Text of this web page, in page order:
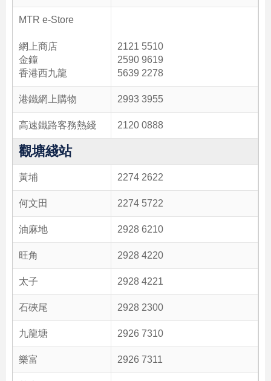
MTR e-Store
網上商店
金鐘
香港西九龍
2121 5510
2590 9619
5639 2278
港鐵網上購物 2993 3955
高速鐵路客務熱綫 2120 0888
觀塘綫站
黃埔 2274 2622
何文田 2274 5722
油麻地 2928 6210
旺角 2928 4220
太子 2928 4221
石硤尾 2928 2300
九龍塘 2926 7310
樂富 2926 7311